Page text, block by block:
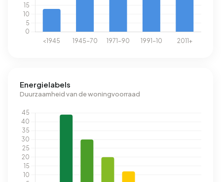
Energielabels
Duurzaamheid van de woningvoorraad